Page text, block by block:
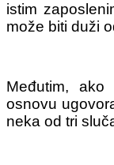
istim
može biti duži
Međutim,
osnovu
neka od tri